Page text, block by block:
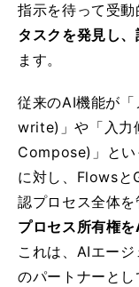
指示を待って受動
タスクを発見し
ます。
従来のAI機能が
write)」や「入力
Compose)」とい
に対し、Flowsと
認プロセス全体を
プロセス所有権
これは、AIエー
のパートナーと